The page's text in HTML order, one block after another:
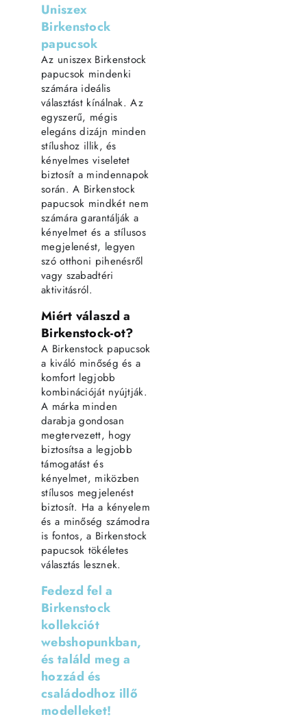
Uniszex
Birkenstock
papucsok
Az uniszex Birkenstock
papucsok mindenki
számára ideális
választást kínálnak. Az
egyszerű, mégis
elegáns dizájn minden
stílushoz illik, és
kényelmes viseletet
biztosít a mindennapok
során. A Birkenstock
papucsok mindkét nem
számára garantálják a
kényelmet és a stílusos
megjelenést, legyen
szó otthoni pihenésről
vagy szabadtéri
aktivitásról.
Miért válaszd a
Birkenstock-ot?
A Birkenstock papucsok
a kiváló minőség és a
komfort legjobb
kombinációját nyújtják.
A márka minden
darabja gondosan
megtervezett, hogy
biztosítsa a legjobb
támogatást és
kényelmet, miközben
stílusos megjelenést
biztosít. Ha a kényelem
és a minőség számodra
is fontos, a Birkenstock
papucsok tökéletes
választás lesznek.
Fedezd fel a
Birkenstock
kollekciót
webshopunkban,
és találd meg a
hozzád és
családodhoz illő
modelleket!